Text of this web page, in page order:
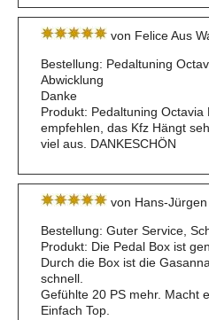
von Felice Aus
Bestellung: Pedaltuning
Abwicklung
Danke
Produkt: Pedaltuning Octavia
empfehlen, das Kfz Hängt
viel aus. DANKESCHÖN
von Hans-
Bestellung: Guter Service,
Produkt: Die Pedal Box ist
Durch die Box ist die
schnell.
Gefühlte 20 PS mehr. Macht
Einfach Top.